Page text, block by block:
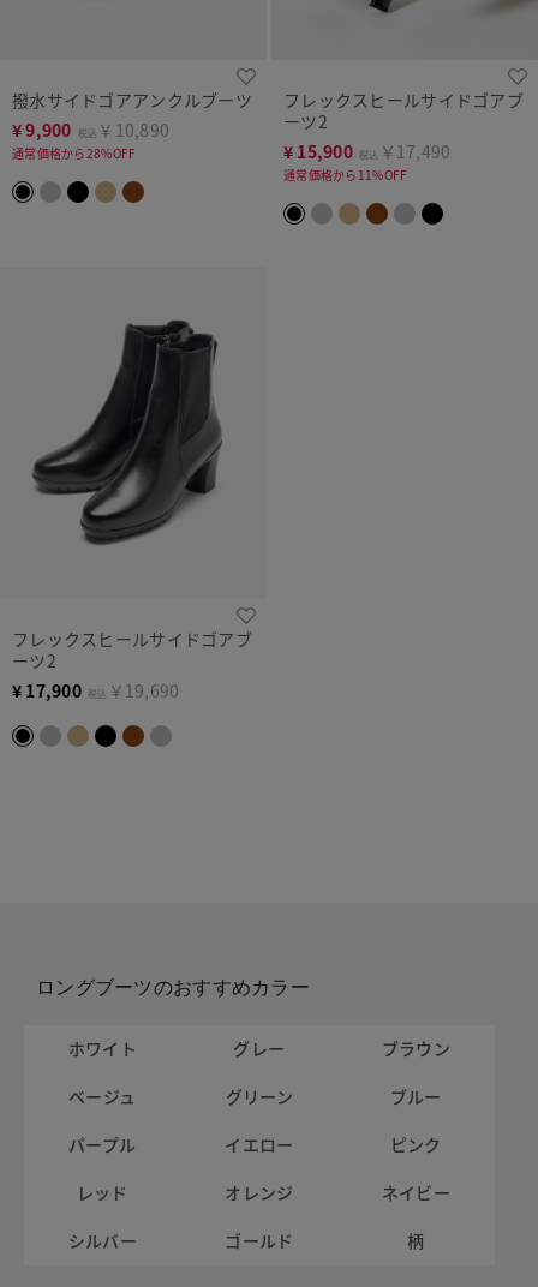
撥水サイドゴアアンクルブーツ
¥9,900 税込 ￥10,890
通常価格から28%OFF
フレックスヒールサイドゴアブ
ーツ2
¥ 15,900 税込 ￥17,490
通常価格から11%OFF
フレックスヒールサイドゴアブ
ーツ2
¥ 17,900 税込 ￥19,690
ロングブーツのおすすめカラー
ホワイト グレー
ブラウン
ベージュ
グリーン
ブルー
パープル
イエロー
ピンク
レッド
オレンジ
ネイビー
シルバー
ゴールド 柄